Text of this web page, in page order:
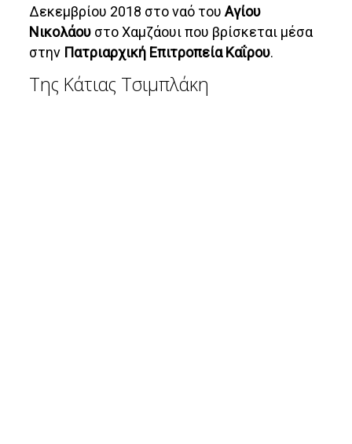
Δεκεμβρίου 2018 στο ναό τουΑγίου
Νικολάου στο Χαμζάουι που βρίσκεται μέσα
στην Πατριαρχική Επιτροπεία Καΐρου.
Της Κάτιας Τσιμπλάκη